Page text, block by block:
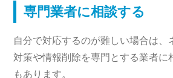
専門業者に相談する
自分で対応するのが難しい場合は、
対策や情報削除を専門とする業者に
もあります。